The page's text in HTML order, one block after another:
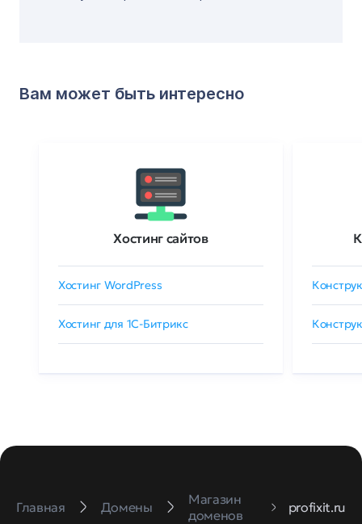
Вам может быть интересно
Хостинг сайтов
Хостинг WordPress
Хостинг для 1C-Битрикс
Главная Домены
Магазин
доменов
profixit.ru